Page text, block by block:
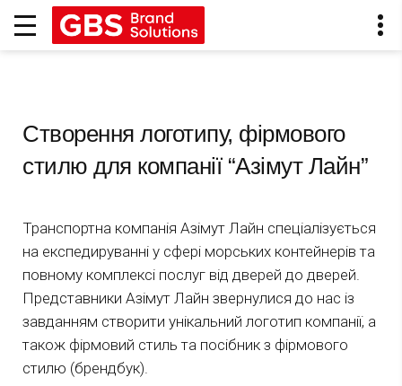
Створення логотипу, фірмового
стилю для компанії “Азімут Лайн”
Транспортна компанія Азімут Лайн спеціалізується
на експедируванні у сфері морських контейнерів та
повному комплексі послуг від дверей до дверей.
Представники Азімут Лайн звернулися до нас із
завданням створити унікальний логотип компанії, а
також фірмовий стиль та посібник з фірмового
стилю (брендбук).